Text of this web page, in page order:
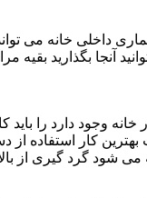
داخلی خانه می
آنجا بگذارید
خانه وجود دارد را
بهترین کار
شود گرد گیری از